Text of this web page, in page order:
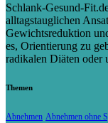
Schlank-Gesund-
alltagstauglichen
Gewichtsreduktion
es, Orientierung zu
radikalen Diäten oder
Themen
Abnehmen Abnehmen ohne